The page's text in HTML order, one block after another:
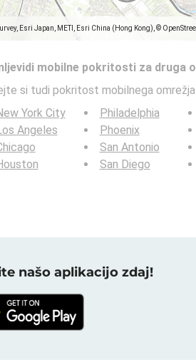
Esri Japan, METI, Esri China (Hong Kong), ©
mobilne pokritosti za druga
si tudi pokritost mobilnega
York City
Angeles
Philadelphia
Phoenix
San Antonio
San Diego
našo aplikacijo zdaj!